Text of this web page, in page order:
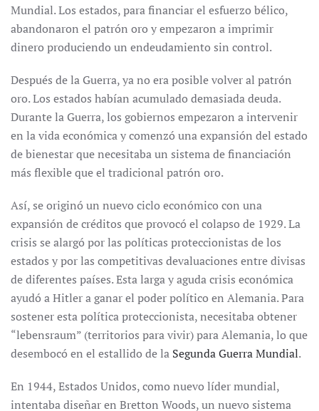
Mundial. Los estados, para financiar el esfuerzo bélico,
abandonaron el patrón oro y empezaron a imprimir
dinero produciendo un endeudamiento sin control.
Después de la Guerra, ya no era posible volver al patrón
oro. Los estados habían acumulado demasiada deuda.
Durante la Guerra, los gobiernos empezaron a intervenir
en la vida económica y comenzó una expansión del estado
de bienestar que necesitaba un sistema de financiación
más flexible que el tradicional patrón oro.
Así, se originó un nuevo ciclo económico con una
expansión de créditos que provocó el colapso de 1929. La
crisis se alargó por las políticas proteccionistas de los
estados y por las competitivas devaluaciones entre divisas
de diferentes países. Esta larga y aguda crisis económica
ayudó a Hitler a ganar el poder político en Alemania. Para
sostener esta política proteccionista, necesitaba obtener
“lebensraum” (territorios para vivir) para Alemania, lo que
desembocó en el estallido de la Segunda Guerra Mundial.
En 1944, Estados Unidos, como nuevo líder mundial,
intentaba diseñar en Bretton Woods, un nuevo sistema